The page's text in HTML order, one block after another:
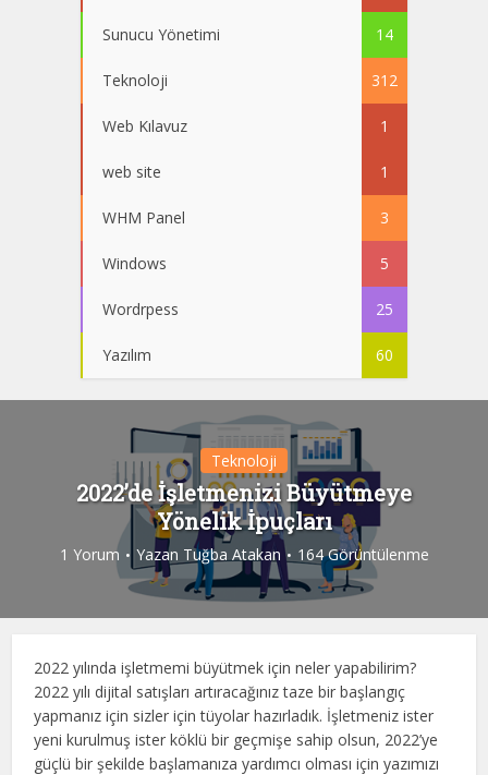
Sunucu Yönetimi 14
Teknoloji 312
Web Kılavuz 1
web site 1
WHM Panel 3
Windows 5
Wordrpess 25
Yazılım 60
Teknoloji
2022’de İşletmenizi Büyütmeye
Yönelik İpuçları
1 Yorum Yazan Tuğba Atakan 164 Görüntülenme
2022 yılında işletmemi büyütmek için neler yapabilirim?
2022 yılı dijital satışları artıracağınız taze bir başlangıç
yapmanız için sizler için tüyolar hazırladık. İşletmeniz ister
yeni kurulmuş ister köklü bir geçmişe sahip olsun, 2022’ye
güçlü bir şekilde başlamanıza yardımcı olması için yazımızı